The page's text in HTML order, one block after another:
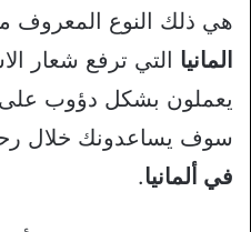
هي ذلك النوع المعروف
المانيا التي ترفع شعار
يعملون بشكل دؤوب على
سوف يساعدونك خلال
في ألمانيا.